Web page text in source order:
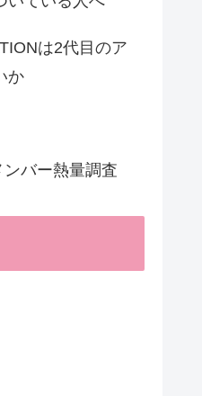
は2代目のア
か
バー熱量調査